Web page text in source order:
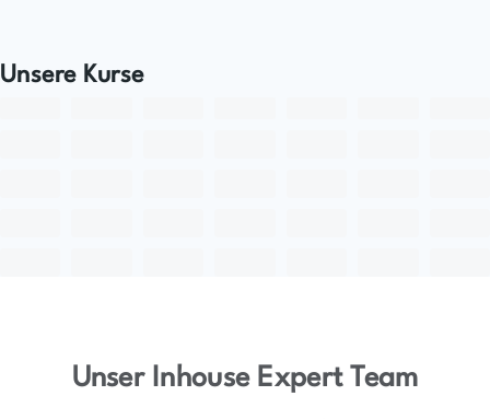
Unsere Kurse
Unser Inhouse Expert Team